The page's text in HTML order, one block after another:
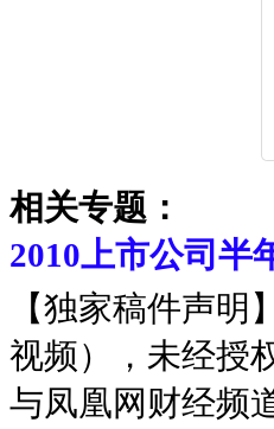
相关专题：
2010上市公司半
【独家稿件声
视频），未经授
与凤凰网财经频